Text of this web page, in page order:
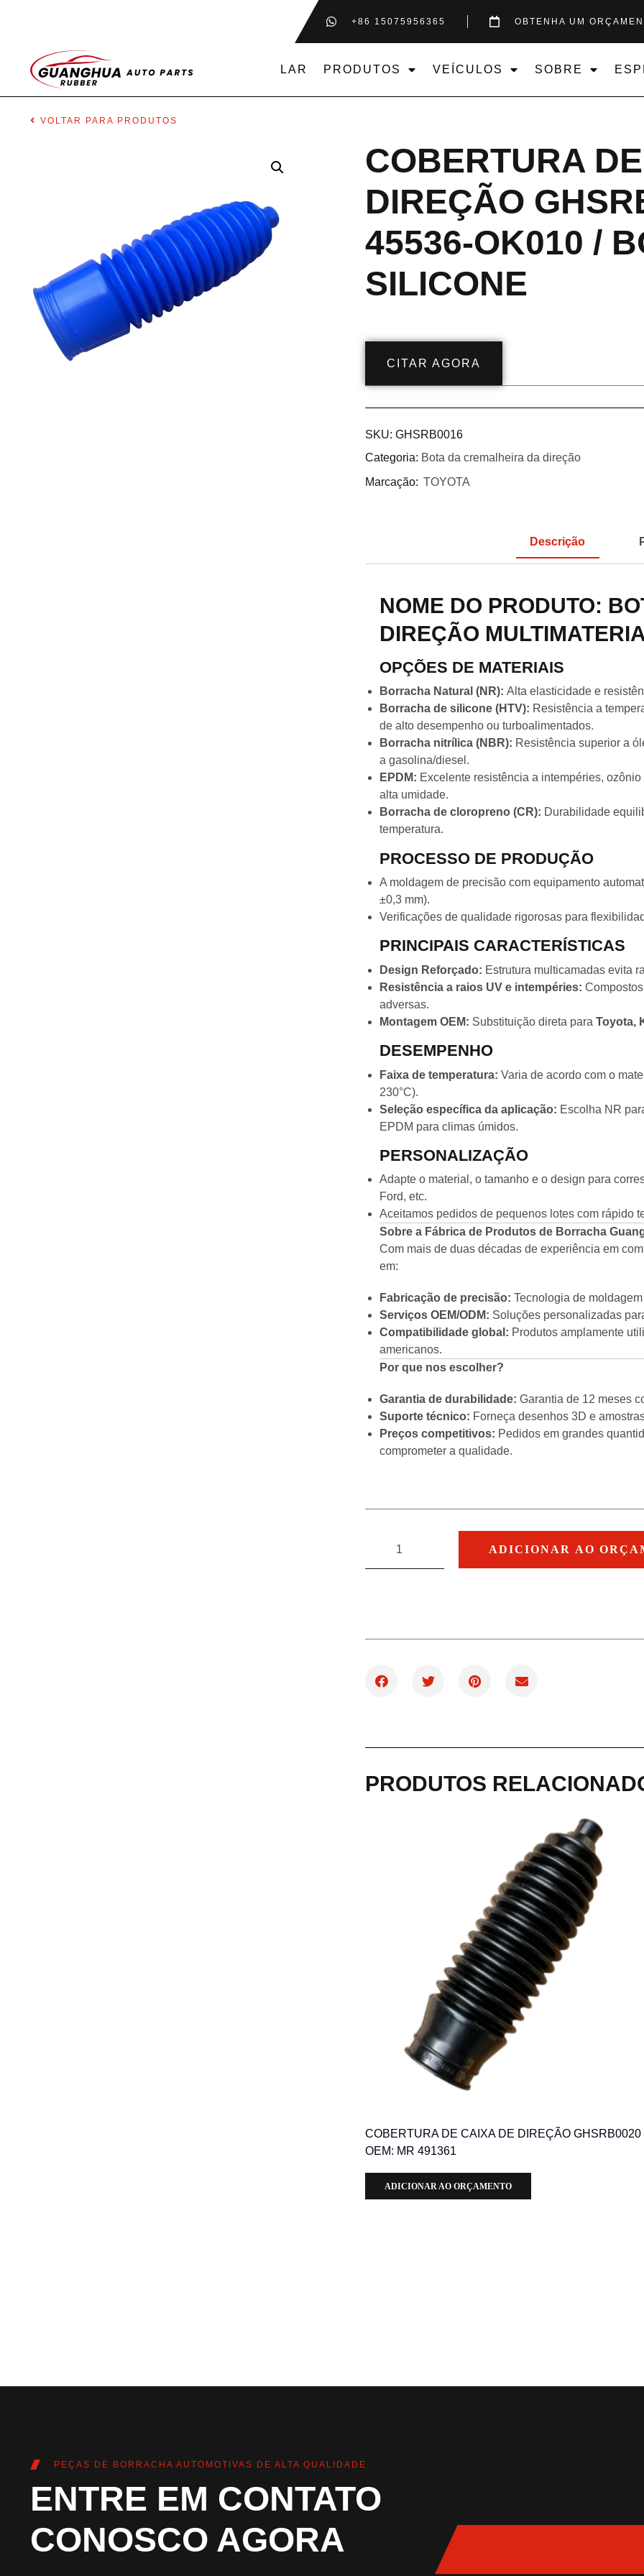
+86 15075956365 OBTENHA UM
LAR PRODUTOS VEÍCULOS SOBRE
VOLTAR PARA PRODUTOS
COBERTURA
DIREÇÃO
45536-OK010 /
SILICONE
CITAR AGORA
SKU:GHSRB0016
Categoria: Bota da cremalheira da direção
Marcação: TOYOTA
Descrição
NOME DO PRODUTO:
DIREÇÃO
OPÇÕES DE MATERIAIS
Borracha Natural (NR): Alta elasticidade e
Borracha de silicone (HTV): Resistência a
de alto desempenho ou turboalimentados.
Borracha nitrílica (NBR): Resistência superior a
a gasolina/diesel.
EPDM: Excelente resistência a intempéries,
alta umidade.
Borracha de cloropreno (CR): Durabilidade
temperatura.
PROCESSO DE PRODUÇÃO
A moldagem de precisão com equipamento
±0,3 mm).
Verificações de qualidade rigorosas para
PRINCIPAIS CARACTERÍSTICAS
Design Reforçado: Estrutura multicamadas evita
Resistência a raios UV e intempéries:
adversas.
Montagem OEM: Substituição direta paraToyota,
DESEMPENHO
Faixa de temperatura: Varia de acordo com o
230°C).
Seleção específica da aplicação: Escolha NR
EPDM para climas úmidos.
PERSONALIZAÇÃO
Adapte o material, o tamanho e o design para
Ford, etc.
Aceitamos pedidos de pequenos lotes com rápido
Sobre a Fábrica de Produtos de Borracha
Com mais de duas décadas de experiência em
em:
Fabricação de precisão: Tecnologia de
Serviços OEM/ODM: Soluções personalizadas
Compatibilidade global: Produtos amplamente
americanos.
Por que nos escolher?
Garantia de durabilidade: Garantia de 12 meses
Suporte técnico: Forneça desenhos 3D e
Preços competitivos: Pedidos em grandes
comprometer a qualidade.
ADICIONAR AO
PRODUTOS
COBERTURA DE CAIXA DE DIREÇÃO GHSRB0020
OEM: MR 491361
ADICIONAR AO ORÇAMENTO
PEÇAS DE BORRACHA AUTOMOTIVAS DE ALTA QUALIDADE
ENTRE EM CONTATO
CONOSCO AGORA